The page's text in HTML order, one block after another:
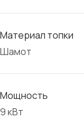
Материал топки
Шамот
Мощность
9 кВт